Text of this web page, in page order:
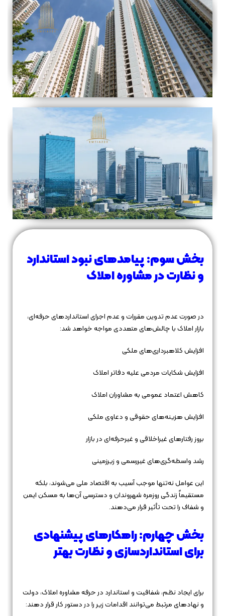
بخش سوم: پیامدهای نبود استاندارد
و نظارت در مشاوره املاک
در صورت عدم تدوین مقررات و عدم اجرای استانداردهای حرفه‌ای،
بازار املاک با چالش‌های متعددی مواجه خواهد شد:
افزایش کلاهبرداری‌های ملکی
افزایش شکایات مردمی علیه دفاتر املاک
کاهش اعتماد عمومی به مشاوران املاک
افزایش هزینه‌های حقوقی و دعاوی ملکی
بروز رفتارهای غیراخلاقی و غیرحرفه‌ای در بازار
رشد واسطه‌گری‌های غیررسمی و زیرزمینی
این عوامل نه‌تنها موجب آسیب به اقتصاد ملی می‌شوند، بلکه
مستقیماً زندگی روزمره شهروندان و دسترسی آن‌ها به مسکن ایمن
و شفاف را تحت تأثیر قرار می‌دهند.
بخش چهارم: راهکارهای پیشنهادی
برای استانداردسازی و نظارت بهتر
برای ایجاد نظم، شفافیت و استاندارد در حرفه مشاوره املاک، دولت
و نهادهای مرتبط می‌توانند اقدامات زیر را در دستور کار قرار دهند: